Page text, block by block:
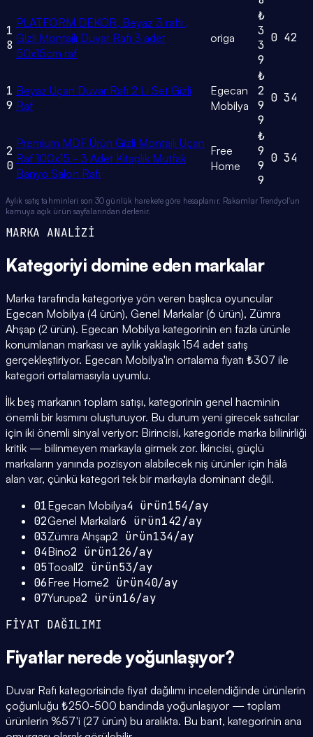
1
8
PLATFORM DEKOR, Beyaz 3 raflı ,
Gizli Montajlı Duvar Rafı 3 adet
50x15cm raf
origa
₺
3
3
9
0 42
1
9
Beyaz Uçan Duvar Rafı 2 Li Set Gizli
Raf
Egecan
Mobilya
₺
2
9
9
0 34
2
0
Premium MDF Ürün Gizli Montajlı Uçan
Raf 100x15 - 3 Adet Kitaplık Mutfak
Banyo Salon Rafı
Free
Home
₺
9
9
9
0 34
Aylık satış tahminleri son 30 günlük harekete göre hesaplanır. Rakamlar Trendyol'un
kamuya açık ürün sayfalarından derlenir.
MARKA ANALİZİ
Kategoriyi domine eden markalar
Marka tarafında kategoriye yön veren başlıca oyuncular
Egecan Mobilya (4 ürün), Genel Markalar (6 ürün), Zümra
Ahşap (2 ürün). Egecan Mobilya kategorinin en fazla ürünle
konumlanan markası ve aylık yaklaşık 154 adet satış
gerçekleştiriyor. Egecan Mobilya'in ortalama fiyatı ₺307 ile
kategori ortalamasıyla uyumlu.
İlk beş markanın toplam satışı, kategorinin genel hacminin
önemli bir kısmını oluşturuyor. Bu durum yeni girecek satıcılar
için iki önemli sinyal veriyor: Birincisi, kategoride marka bilinirliği
kritik — bilinmeyen markayla girmek zor. İkincisi, güçlü
markaların yanında pozisyon alabilecek niş ürünler için hâlâ
alan var, çünkü kategori tek bir markayla dominant değil.
01Egecan Mobilya4 ürün154/ay
02Genel Markalar6 ürün142/ay
03Zümra Ahşap2 ürün134/ay
04Bino2 ürün126/ay
05Tooall2 ürün53/ay
06Free Home2 ürün40/ay
07Yurupa2 ürün16/ay
FİYAT DAĞILIMI
Fiyatlar nerede yoğunlaşıyor?
Duvar Rafı kategorisinde fiyat dağılımı incelendiğinde ürünlerin
çoğunluğu ₺250-500 bandında yoğunlaşıyor — toplam
ürünlerin %57'i (27 ürün) bu aralıkta. Bu bant, kategorinin ana